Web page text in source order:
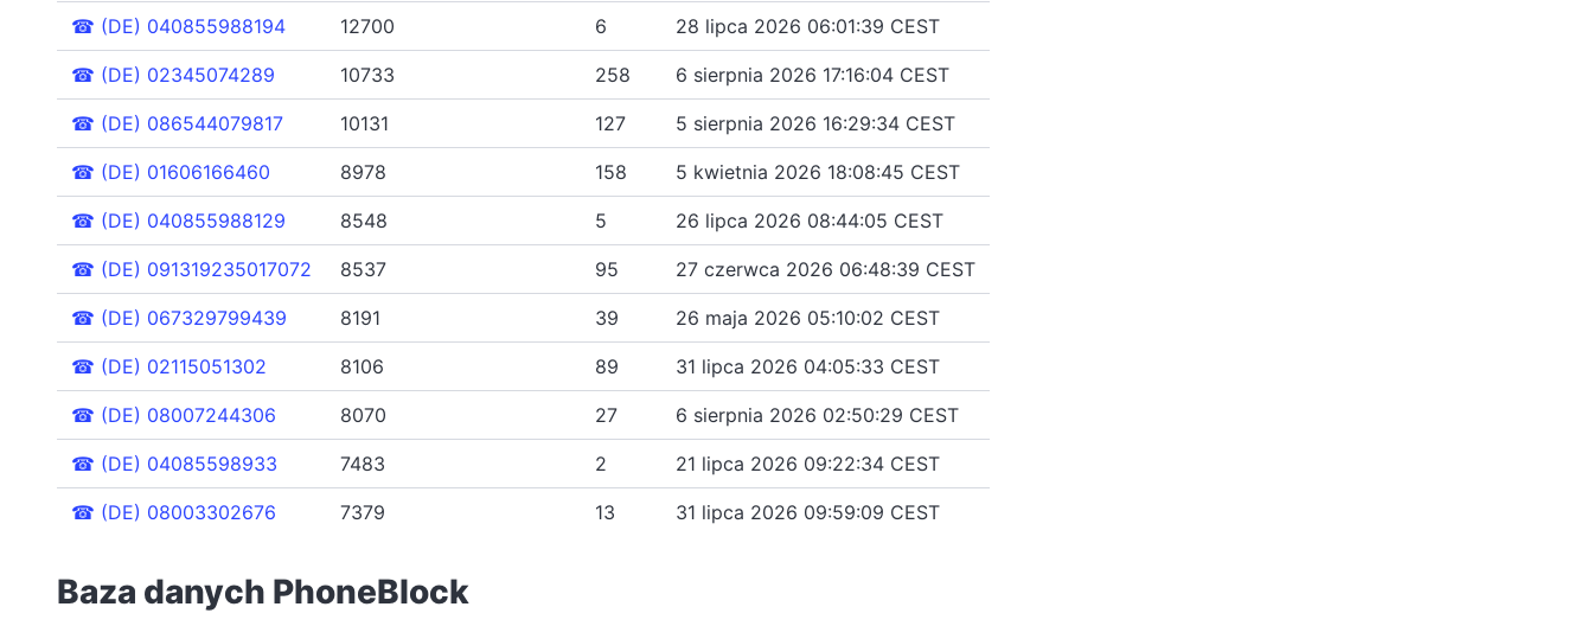
☎ (DE) 040855988194 12700 6 28 lipca 2026 06:01:39 CEST
☎ (DE) 02345074289 10733 258 6 sierpnia 2026 17:16:04 CEST
☎ (DE) 086544079817 10131 127 5 sierpnia 2026 16:29:34 CEST
☎ (DE) 01606166460 8978 158 5 kwietnia 2026 18:08:45 CEST
☎ (DE) 040855988129 8548 5 26 lipca 2026 08:44:05 CEST
☎ (DE) 091319235017072 8537 95 27 czerwca 2026 06:48:39 CEST
☎ (DE) 067329799439 8191 39 26 maja 2026 05:10:02 CEST
☎ (DE) 02115051302 8106 89 31 lipca 2026 04:05:33 CEST
☎ (DE) 08007244306 8070 27 6 sierpnia 2026 02:50:29 CEST
☎ (DE) 04085598933 7483 2 21 lipca 2026 09:22:34 CEST
☎ (DE) 08003302676 7379 13 31 lipca 2026 09:59:09 CEST
Baza danych PhoneBlock